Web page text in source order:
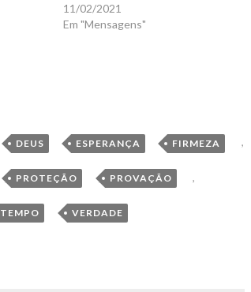
11/02/2021
Em "Mensagens"
, DEUS , ESPERANÇA , FIRMEZA ,
, PROTEÇÃO , PROVAÇÃO ,
TEMPO , VERDADE